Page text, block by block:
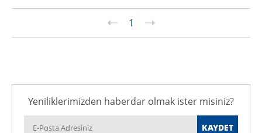
1
Yeniliklerimizden haberdar olmak ister misiniz?